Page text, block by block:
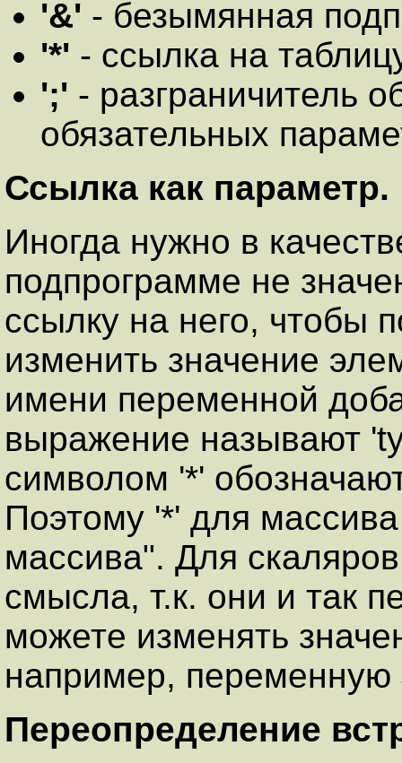
'&' - безымянная
'*' - ссылка на
';' - разграничитель
обязательных
Ссылка как параметр.
Иногда нужно в
подпрограмме не
ссылку на него, чтобы
изменить значение
имени переменной
выражение называют
символом '*'
Поэтому '*' для
массива". Для
смысла, т.к. они и так
можете изменять
например, переменную
Переопределение